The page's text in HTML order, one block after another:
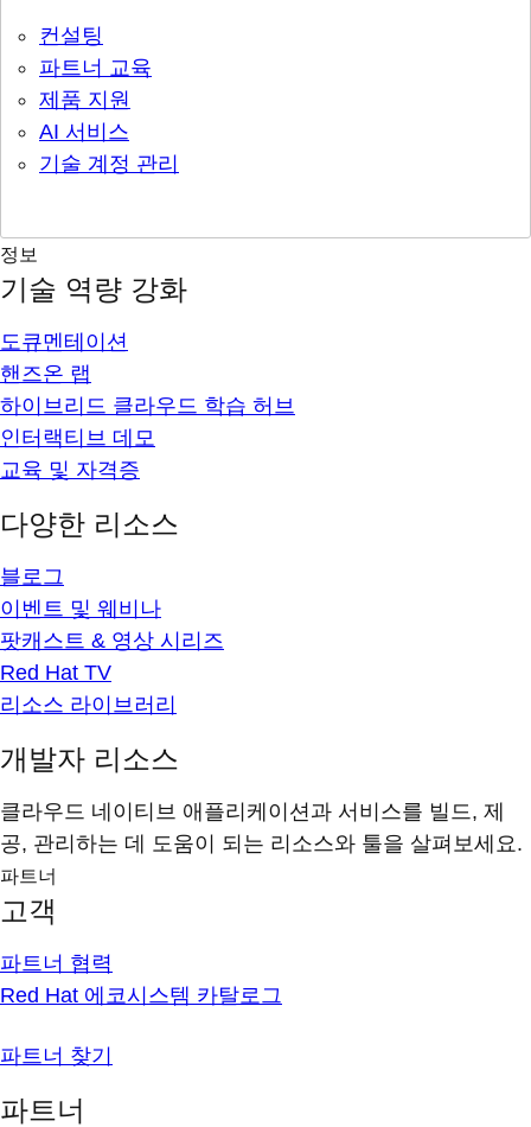
컨설팅
파트너 교육
제품 지원
AI 서비스
기술 계정 관리
정보
기술 역량 강화
도큐멘테이션
핸즈온 랩
하이브리드 클라우드 학습 허브
인터랙티브 데모
교육 및 자격증
다양한 리소스
블로그
이벤트 및 웨비나
팟캐스트 & 영상 시리즈
Red Hat TV
리소스 라이브러리
개발자 리소스
클라우드 네이티브 애플리케이션과 서비스를 빌드, 제
공, 관리하는 데 도움이 되는 리소스와 툴을 살펴보세요.
파트너
고객
파트너 협력
Red Hat 에코시스템 카탈로그
파트너 찾기
파트너